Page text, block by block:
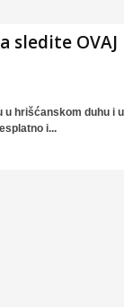
sledite OVAJ
u hrišćanskom duhu i u
i...